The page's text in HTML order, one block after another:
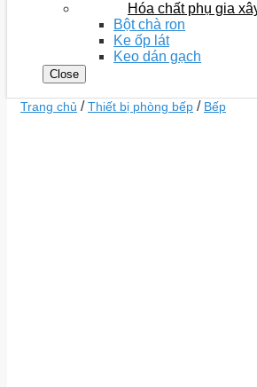
Hóa chất phụ gia
Bột chà ron
Ke ốp lát
Keo dán gạch
Close
Trang chủ / Thiết bị phòng bếp / Bếp